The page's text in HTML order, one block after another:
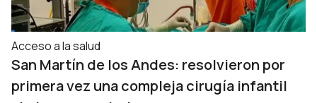
Acceso a la salud
San Martín de los Andes: resolvieron por
primera vez una compleja cirugía infantil